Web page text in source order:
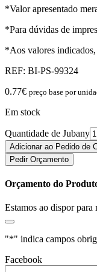
*Valor apresentado
*Para dúvidas de
*Aos valores
REF: BI-PS-99324
0.77€ preço base por
Em stock
Quantidade de Jubany
Adicionar ao Pedido de
Pedir Orçamento
Orçamento do
Estamos ao dispor para
"*" indica campos
Facebook